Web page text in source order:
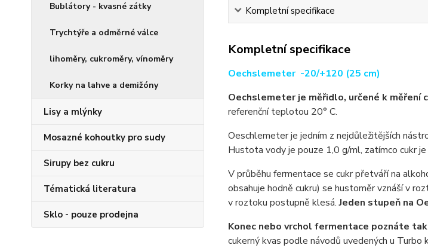
Bublátory - kvasné zátky
Trychtýře a odměrné válce
lihoměry, cukroměry, vínoměry
Korky na lahve a demižóny
Lisy a mlýnky
Mosazné kohoutky pro sudy
Sirupy bez cukru
Tématická literatura
Sklo - pouze prodejna
Kompletní specifikace
Kompletní specifikace
Oechslemeter -20/+120 (25 cm)
Oechslemeter je měřidlo, určené k měření
referenční teplotou 20° C.
Oeschlemeter je jedním z nejdůležitějších
Hustota vody je pouze 1,0 g/ml, zatímco cukr
V průběhu fermentace se cukr přetváří na
obsahuje hodně cukru) se hustoměr vznáší v
v roztoku postupně klesá.Jeden stupeň na
Konec nebo vrchol fermentace poznáte
cukerný kvas podle návodů uvedených u